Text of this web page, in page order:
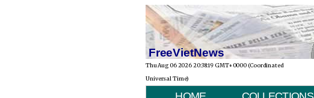
FreeVietNews
Thu Aug 06 2026 20:38:19 GMT+0000 (Coordinated
Universal Time)